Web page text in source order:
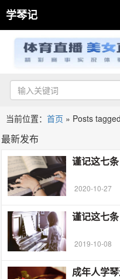
学琴记
当前位置： 首页 » Posts
最新发布
谨记这七条
2020-10-27
谨记这七
2019-10-08
成年人学琴